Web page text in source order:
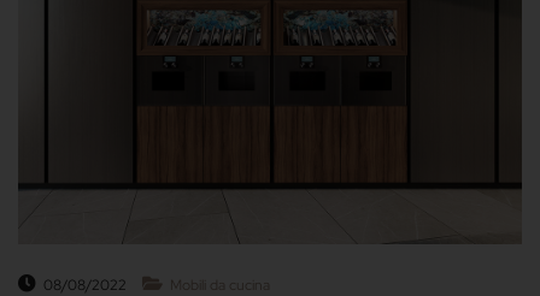
08/08/2022 Mobili da cucina